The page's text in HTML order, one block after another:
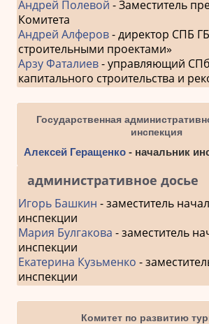
Андрей Полевой - Заместитель
Комитета
Андрей Алферов- директор СПБ
строительными проектами»
Арзу Фаталиев- управляющий
капитального строительства и
Государственная
инспекция
Алексей Геращенко- начальник
административное досье
Игорь Башкин - заместитель
инспекции
Мария Булгакова - заместитель
инспекции
Екатерина Кузьменко -
инспекции
Комитет по развитию